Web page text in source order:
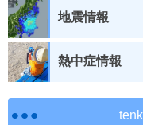
地震情報
熱中症情報